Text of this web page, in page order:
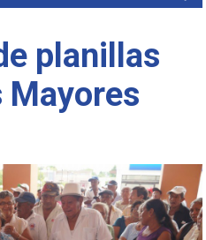
planillas
Mayores